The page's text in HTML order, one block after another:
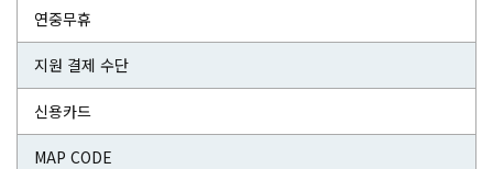
연중무휴
지원 결제 수단
신용카드
MAP CODE